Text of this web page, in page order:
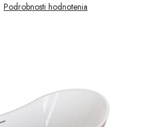
Podrobnosti hodnotenia